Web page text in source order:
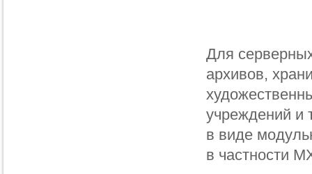
Для
архивов,
учреждений
в виде
в частности